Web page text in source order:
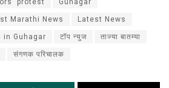
protest Guhagar
Marathi News Latest News
in Guhagar टॉप न्युज ताज्या बातम्या
संगणक परिचालक